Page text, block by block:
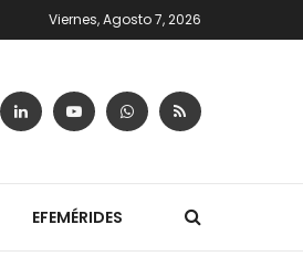
Viernes, Agosto 7, 2026
EFEMÉRIDES